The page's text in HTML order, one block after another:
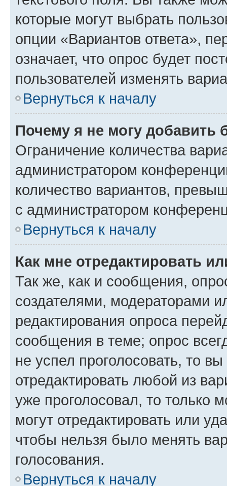
которые могут выбрать
опции «Вариантов ответа»,
означает, что опрос будет
пользователей изменять
Вернуться к началу
Почему я не могу добавить
Ограничение количества
администратором
количество вариантов,
с администратором
Вернуться к началу
Как мне отредактировать
Так же, как и сообщения,
создателями, модераторами
редактирования опроса
сообщения в теме; опрос
не успел проголосовать, то
отредактировать любой из
уже проголосовал, то только
могут отредактировать или
чтобы нельзя было менять
голосования.
Вернуться к началу